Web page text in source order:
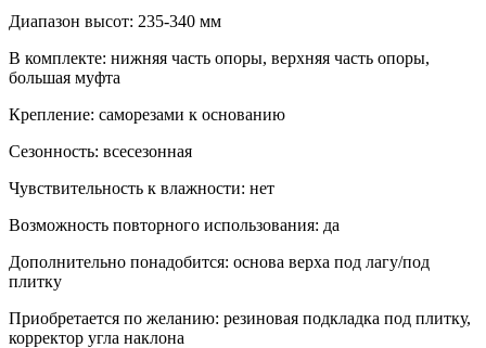
Диапазон высот: 235-340 мм
В комплекте: нижняя часть опоры, верхняя часть опоры,
большая муфта
Крепление: саморезами к основанию
Сезонность: всесезонная
Чувствительность к влажности: нет
Возможность повторного использования: да
Дополнительно понадобится: основа верха под лагу/под
плитку
Приобретается по желанию: резиновая подкладка под плитку,
корректор угла наклона